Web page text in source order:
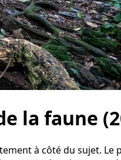
la faune
à côté du sujet. Le